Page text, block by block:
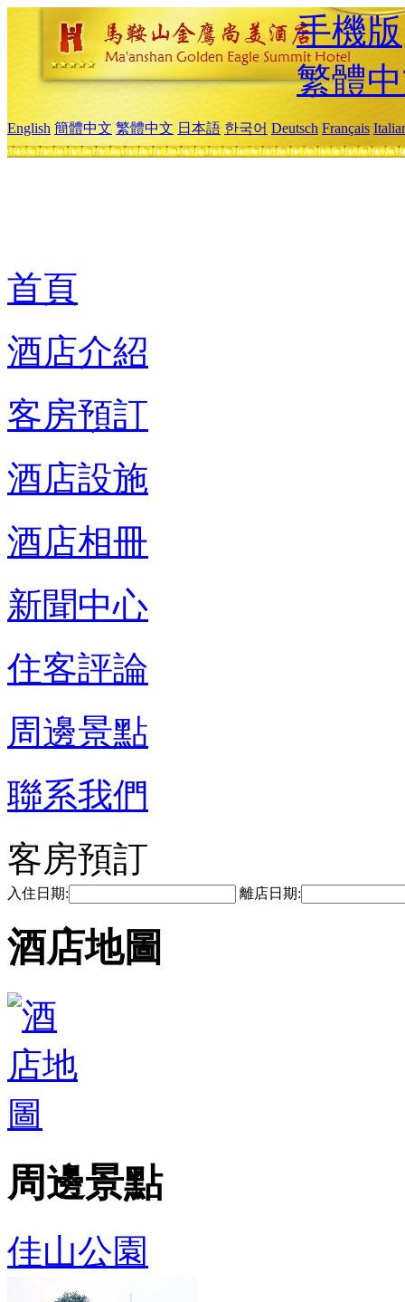
手機版
繁體
English 簡體中文 繁體中文 日本語 한국어 Deutsch Français
首頁
酒店介紹
客房預訂
酒店設施
酒店相冊
新聞中心
住客評論
周邊景點
聯系我們
客房預訂
入住日期: 離店日期:
酒店地圖
周邊景點
佳山公園